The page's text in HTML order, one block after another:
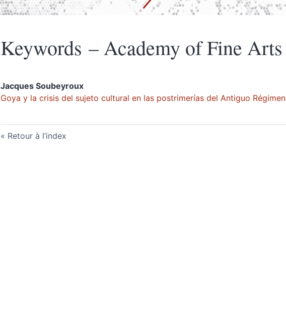
Keywords – Academy of Fine Arts
Jacques Soubeyroux
Goya y la crisis del sujeto cultural en las postrimerías del Antiguo Régimen
Retour à l’index